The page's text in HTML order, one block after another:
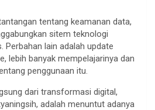
tentang keamanan data,
sitem teknologi
Perbahan lain adalah update
lebih banyak mempelajarinya dan
penggunaan itu.
dari transformasi digital,
adalah menuntut adanya